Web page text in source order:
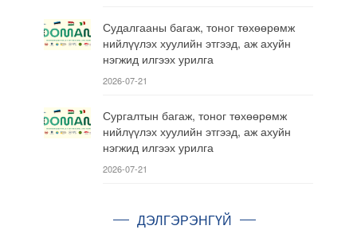
Судалгааны багаж, тоног төхөөрөмж
нийлүүлэх хуулийн этгээд, аж ахуйн
нэгжид илгээх урилга
2026-07-21
Сургалтын багаж, тоног төхөөрөмж
нийлүүлэх хуулийн этгээд, аж ахуйн
нэгжид илгээх урилга
2026-07-21
ДЭЛГЭРЭНГҮЙ